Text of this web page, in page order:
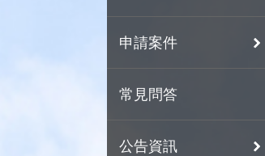
申請案件
常見問答
公告資訊